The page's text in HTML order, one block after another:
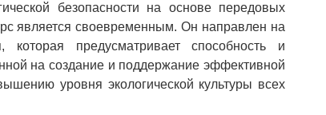
безопасности на основе передовых
является своевременным. Он направлен на
которая предусматривает способность и
на создание и поддержание эффективной
уровня экологической культуры всех